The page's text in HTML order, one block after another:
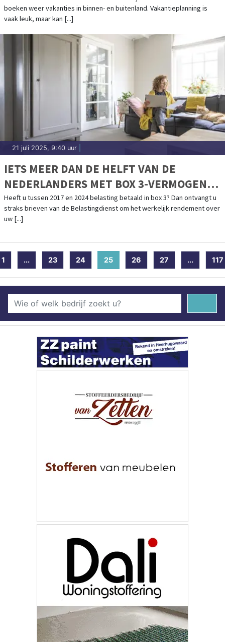
TIJDENS DE VAKANTIE
boeken weer vakanties in binnen- en buitenland. Vakantieplanning is
vaak leuk, maar kan [...]
21 juli 2025, 9:40 uur
IETS MEER DAN DE HELFT VAN DE
NEDERLANDERS MET BOX 3-VERMOGEN
VERWACHT GELD TERUG
Heeft u tussen 2017 en 2024 belasting betaald in box 3? Dan ontvangt u
straks brieven van de Belastingdienst om het werkelijk rendement over
uw [...]
1 ... 23 24 25 (current)
26 27 ... 117